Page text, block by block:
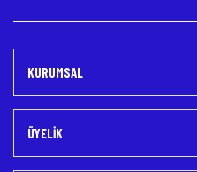
KURUMSAL
ÜYELİK